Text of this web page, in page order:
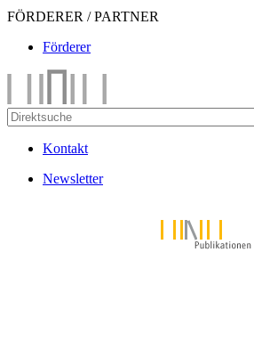
FÖRDERER / PARTNER
Förderer
Kontakt
Newsletter